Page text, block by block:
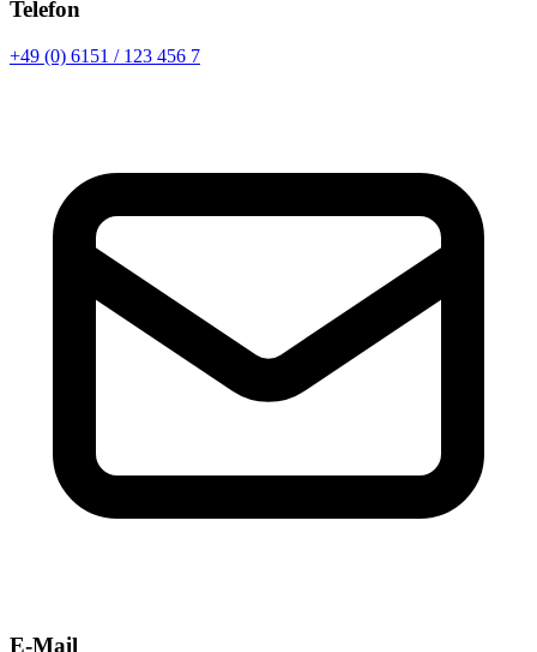
Telefon
+49 (0) 6151 / 123 456 7
E-Mail